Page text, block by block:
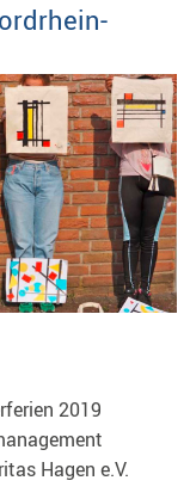
2019
Hagen e.V.